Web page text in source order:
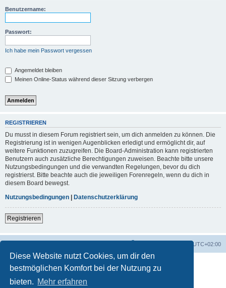
Diese Website nutzt Cookies, um dir den
bestmöglichen Komfort bei der Nutzung zu
bieten. Mehr erfahren
Benutzername:
Passwort:
Ich habe mein Passwort vergessen
Angemeldet bleiben
Meinen Online-Status während dieser Sitzung verbergen
REGISTRIEREN
Du musst in diesem Forum registriert sein, um dich anmelden zu können. Die
Registrierung ist in wenigen Augenblicken erledigt und ermöglicht dir, auf
weitere Funktionen zuzugreifen. Die Board-Administration kann registrierten
Benutzern auch zusätzliche Berechtigungen zuweisen. Beachte bitte unsere
Nutzungsbedingungen und die verwandten Regelungen, bevor du dich
registrierst. Bitte beachte auch die jeweiligen Forenregeln, wenn du dich in
diesem Board bewegst.
Nutzungsbedingungen | Datenschutzerklärung
Registrieren
UTC+02:00